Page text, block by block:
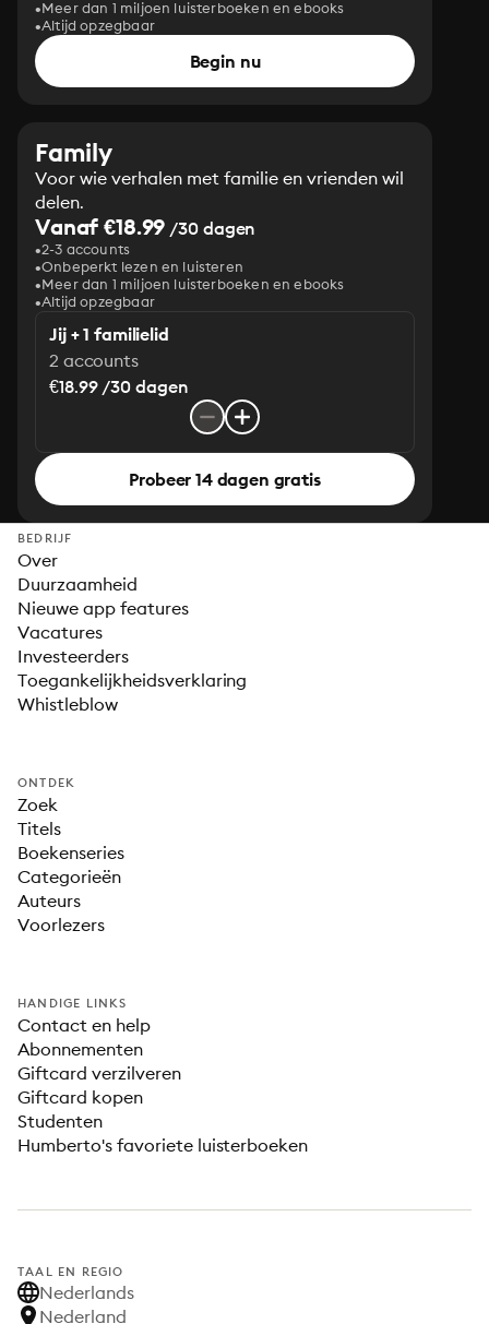
Meer dan 1 miljoen luisterboeken en ebooks
Altijd opzegbaar
Begin nu
Family
Voor wie verhalen met familie en vrienden wil
delen.
Vanaf €18.99 /30 dagen
2-3 accounts
Onbeperkt lezen en luisteren
Meer dan 1 miljoen luisterboeken en ebooks
Altijd opzegbaar
Jij + 1 familielid
2 accounts
€18.99 /30 dagen
Probeer 14 dagen gratis
BEDRIJF
Over
Duurzaamheid
Nieuwe app features
Vacatures
Investeerders
Toegankelijkheidsverklaring
Whistleblow
ONTDEK
Zoek
Titels
Boekenseries
Categorieën
Auteurs
Voorlezers
HANDIGE LINKS
Contact en help
Abonnementen
Giftcard verzilveren
Giftcard kopen
Studenten
Humberto's favoriete luisterboeken
TAAL EN REGIO
Nederlands
Nederland